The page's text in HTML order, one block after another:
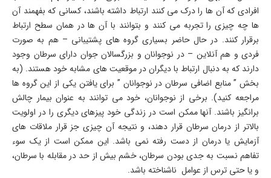
افرادی که آن ها را درک می کنند ارتباط داشته باشند، کسانی که بفهمند آن
ها چه چیزی را تجربه می کنند و بتوانند با آن ها در همان سطح ارتباط
برقرار کنند. در حال حاضر بسیاری گروه های پشتیبانی – هم به صورت
فردی و هم آنلاین – در نوجوانان و بزرگسالان جوان دارای سرطان وجود
دارند که به دنبال ارتباط با دیگران در موقعیت های مشابه خود هستند. (به
بخش ” منابع اضافی سرطان در نوجوانان ” برای یافتن یکی از این گروه ها
مراجعه کنید). برخی از نوجوانان، خود می توانند به عنوان بیمار چالش
برانگیز باشند. آنها ممکن است در زندگی خود پیزهای دیگری را در اولویت
بالاتر از درمان سرطان قرار دهند، و نتیجه آن چیزی جز قرار ملاقات های
آزمایش یا درمان از دست رفته نمی باشد. این ممکن است از یک سوء
تفاهم نسبت به جدی بودن سرطان، خشم بیش از حد در مقابله با سرطان،
و یا حتی ترس از عوامل ناشناخته باشد.